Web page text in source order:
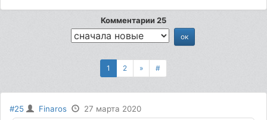
Комментарии 25
1 2 » #
#25 Finaros 27 марта 2020